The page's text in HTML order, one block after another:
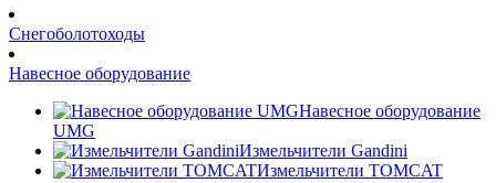
Снегоболотоходы
Навесное оборудование
Навесное оборудование
UMG
Измельчители Gandini
Измельчители TOMCAT